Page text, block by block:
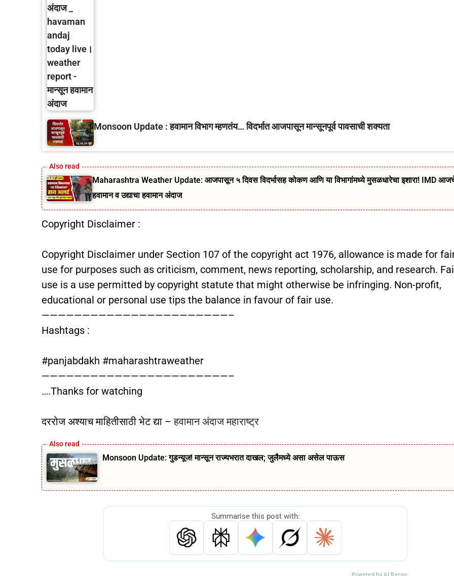
Monsoon Update : हवामान विभाग म्हणतंय… विदर्भात आजपासून मान्सूनपूर्व पावसाची शक्यता
Maharashtra Weather Update: आजपासून ५ दिवस विदर्भासह कोकण आणि या विभागांमध्ये मुसळधारेचा इशारा! IMD
हवामान व उद्याचा हवामान अंदाज
Copyright Disclaimer :
Copyright Disclaimer under Section 107 of the copyright act 1976, allowance is made for
use for purposes such as criticism, comment, news reporting, scholarship, and research.
use is a use permitted by copyright statute that might otherwise be infringing. Non-profit,
educational or personal use tips the balance in favour of fair use.
———————————————————————–
Hashtags :
#panjabdakh #maharashtraweather
———————————————————————–
….Thanks for watching
दररोज अश्याच माहितीसाठी भेट द्या –हवामान अंदाज महाराष्ट्र
Monsoon Update: गुडन्यूज! मान्सून राज्यभरात दाखल; जुलैमध्ये असा असेल पाऊस
Summarise this post with: